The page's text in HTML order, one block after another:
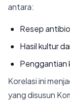
antara:
Resep
Hasil kultur
Korelasi ini
yang disusun